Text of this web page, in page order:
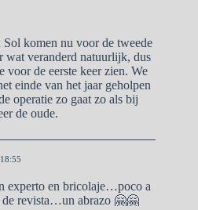
Sol komen nu voor de tweede
wat veranderd natuurlijk, dus
voor de eerste keer zien. We
einde van het jaar geholpen
operatie zo gaat zo als bij
de oude.
experto en bricolaje…poco a
de revista…un abrazo 🤗🤗